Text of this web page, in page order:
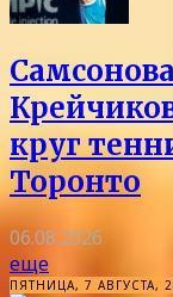
круг
Торонто
06.08.2026
еще
ПЯТНИЦА, 7 АВГУСТА,